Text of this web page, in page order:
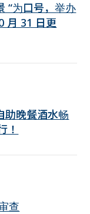
“为口号，举办
月 31 日更
助晚餐酒水畅
！
查